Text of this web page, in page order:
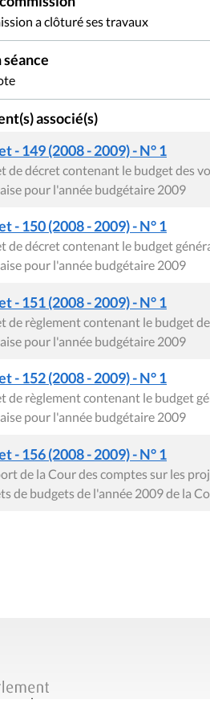
a clôturé ses travaux
associé(s)
- 149 (2008 - 2009) - N° 1
de décret contenant le budget des
pour l'année budgétaire 2009
- 150 (2008 - 2009) - N° 1
de décret contenant le budget
pour l'année budgétaire 2009
- 151 (2008 - 2009) - N° 1
de règlement contenant le budget
pour l'année budgétaire 2009
- 152 (2008 - 2009) - N° 1
de règlement contenant le budget
pour l'année budgétaire 2009
- 156 (2008 - 2009) - N° 1
de la Cour des comptes sur les
de budgets de l'année 2009 de la